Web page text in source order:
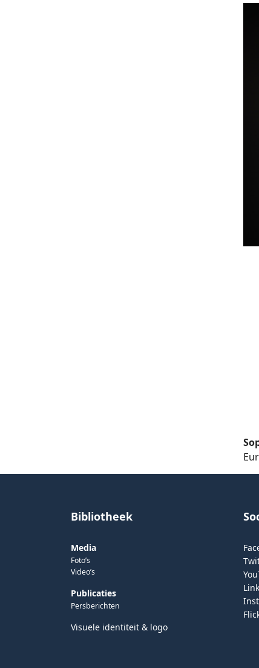
Bibliotheek
Media
Foto’s
Video’s
Publicaties
Persberichten
Visuele identiteit & logo